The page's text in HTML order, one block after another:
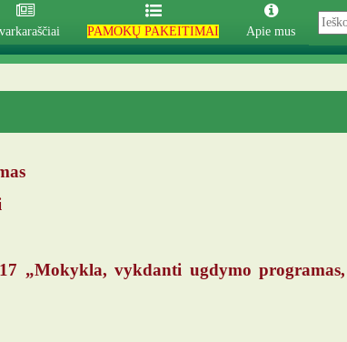
PAMOKŲ PAKEITIMAI Apie mus
„Mokykla, vykdanti ugdymo